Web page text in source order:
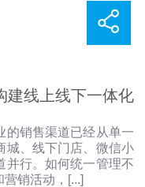
建线上线下一体化
的销售渠道已经从单一
城、线下门店、微信小
并行。如何统一管理不
销活动， [...]